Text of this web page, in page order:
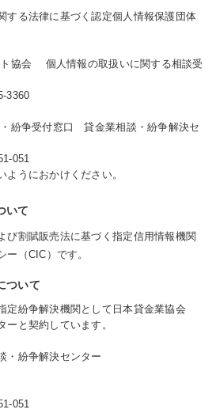
する法律に基づく認定個人情報保護団体
協会 個人情報の取扱いに関する相談受
3360
紛争受付窓口 貸金業相談・紛争解決セ
051
うにおかけください。
いて
び割賦販売法に基づく指定信用情報機関
ー（CIC）です。
ついて
定紛争解決機関として日本貸金業協会
と契約しています。
・紛争解決センター
051